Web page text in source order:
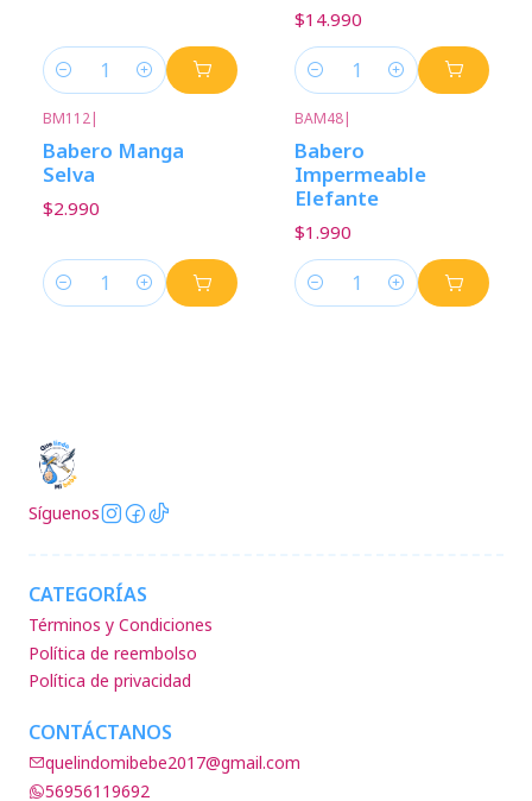
Cantidad
$14.990
Cantidad
BM112|
Babero Manga
Selva
$2.990
Cantidad
BAM48|
Babero
Impermeable
Elefante
$1.990
Cantidad
Síguenos
CATEGORÍAS
Términos y Condiciones
Política de reembolso
Política de privacidad
CONTÁCTANOS
quelindomibebe2017@gmail.com
56956119692